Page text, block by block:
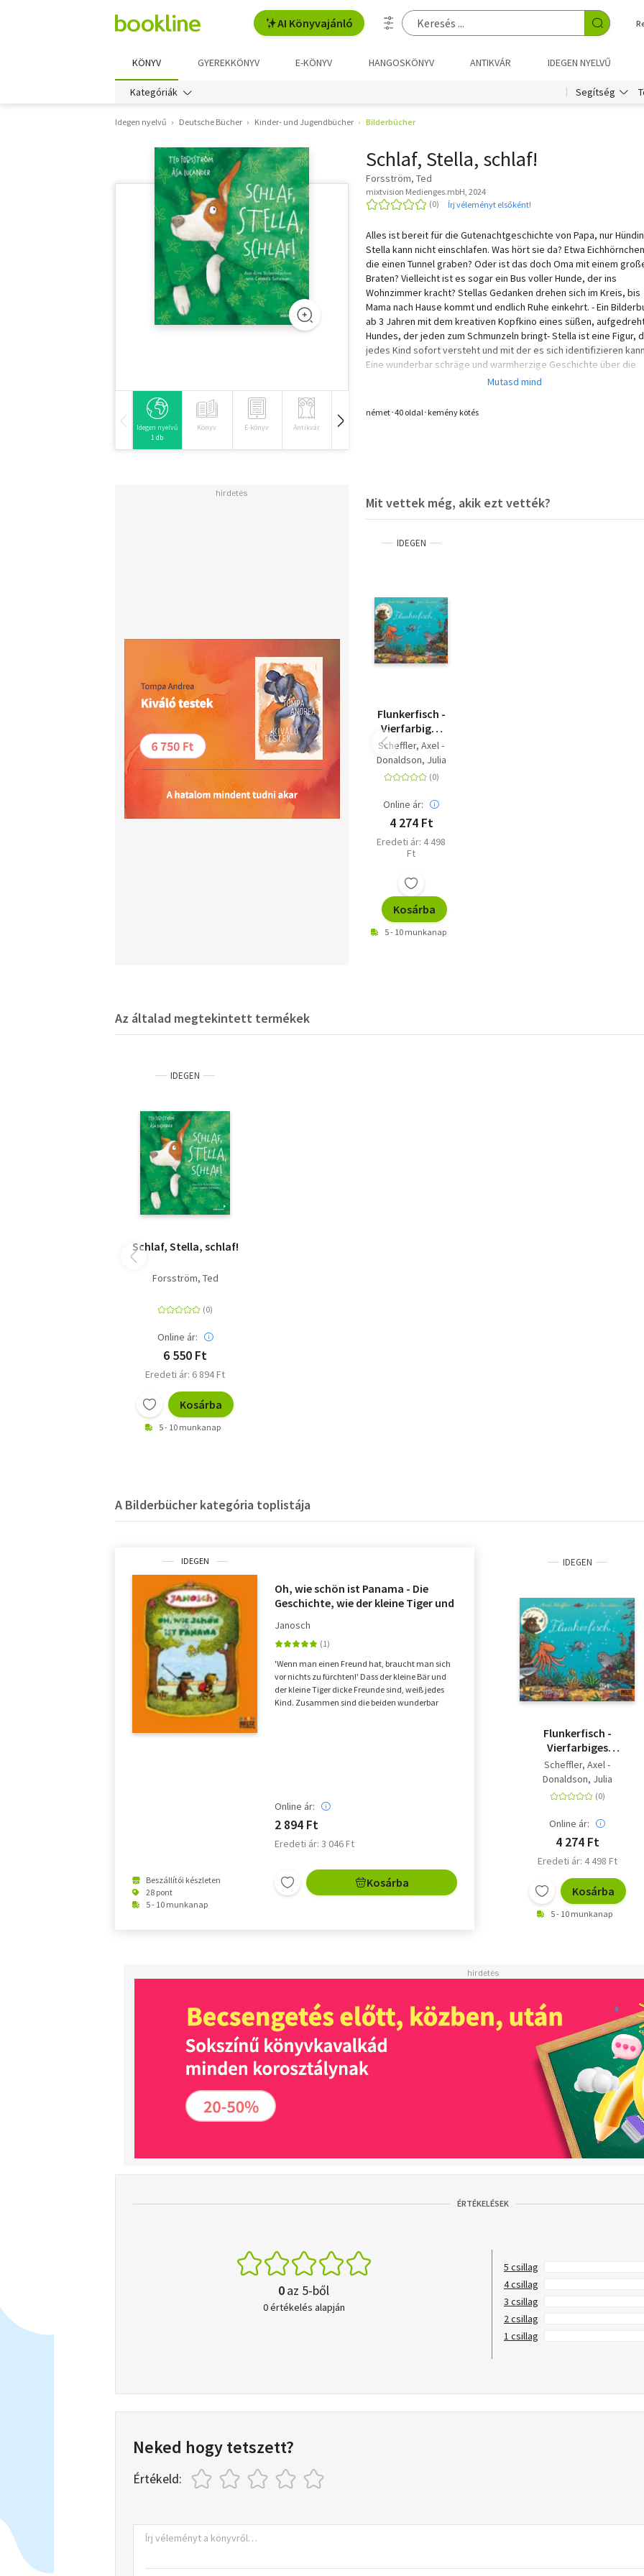
AI Könyvajánló
KÖNYV GYEREKKÖNYV E-KÖNYV HANGOSKÖNYV ANTIKVÁR IDEGEN NYELVŰ
Kategóriák Segítség
Idegen nyelvű Deutsche Bücher Kinder- und Jugendbücher Bilderbücher
Idegen nyelvű
1 db
Könyv E-könyv Antikvár Hangoskönyv
Schlaf, Stella, schlaf!
Forsström, Ted
mixtvision Medienges.mbH, 2024
Írj véleményt elsőként!
Alles ist bereit für die Gutenachtgeschichte von Papa, nur Hündin
Stella kann nicht einschlafen. Was hört sie da? Etwa
die einen Tunnel graben? Oder ist das doch Oma mit einem
Braten? Vielleicht ist es sogar ein Bus voller Hunde, der ins
Wohnzimmer kracht? Stellas Gedanken drehen sich im Kreis, bis
Mama nach Hause kommt und endlich Ruhe einkehrt. - Ein
ab 3 Jahren mit dem kreativen Kopfkino eines süßen,
Hundes, der jeden zum Schmunzeln bringt- Stella ist eine Figur,
jedes Kind sofort versteht und mit der es sich identifizieren
Eine wunderbar schräge und warmherzige Geschichte über die
vielen Ablenkungen beim Einschlafen, die alle Eltern nur allzu gut
die perfekt als Einschlafritual vorgelesen werden kann
német･40 oldal･kemény kötés
Mit vettek még, akik ezt vették?
IDEGEN
Flunkerfisch -
Vierfarbiges
Pappbilderbuch
Scheffler, Axel -
Donaldson, Julia
Online ár:
4 274 Ft
Eredeti ár: 4 498
Ft
Kosárba
5 - 10 munkanap
Az általad megtekintett termékek
IDEGEN
Schlaf, Stella, schlaf!
Forsström, Ted
Online ár:
6 550 Ft
Eredeti ár: 6 894 Ft
Kosárba
5 - 10 munkanap
A Bilderbücher kategória toplistája
IDEGEN
Beszállítói készleten
28 pont
5 - 10 munkanap
Oh, wie schön ist Panama - Die
Geschichte, wie der kleine Tiger und
Vierfarbiges Bilderbuch
Janosch
'Wenn man einen Freund hat, braucht man sich
vor nichts zu fürchten!' Dass der kleine Bär und
der kleine Tiger dicke Freunde sind, weiß jedes
Kind. Zusammen sind die beiden wunderbar
Online ár:
2 894 Ft
Eredeti ár: 3 046 Ft
Kosárba
IDEGEN
Flunkerfisch -
Vierfarbiges
Pappbilderbuch
Scheffler, Axel -
Donaldson, Julia
Online ár:
4 274 Ft
Eredeti ár: 4 498 Ft
Kosárba
5 - 10 munkanap
ÉRTÉKELÉSEK
0az 5-ből
0 értékelés alapján
5 csillag
4 csillag
3 csillag
2 csillag
1 csillag
Neked hogy tetszett?
Értékeld: